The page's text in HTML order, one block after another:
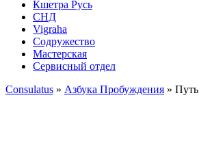
Кшетра Русь
СНД
Vigraha
Содружество
Мастерская
Сервисный отдел
Consulatus » Азбука Пробуждения » Путь